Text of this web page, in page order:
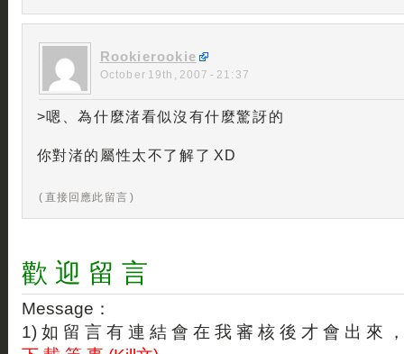
Rookierookie
October 19th, 2007 - 21:37
>嗯、為什麼渚看似沒有什麼驚訝的
你對渚的屬性太不了解了 XD
( 直接回應此留言 )
歡 迎 留 言
Message：
1) 如 留 言 有 連 結 會 在 我 審 核 後 才 會 出 來